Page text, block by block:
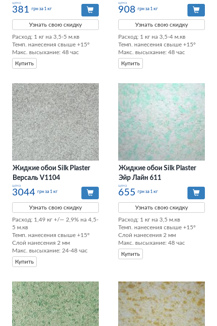
цена
381 грн за 1 кг
Узнать свою скидку
Расход: 1 кг на 3,5-5 м.кв
Темп. нанесения свыше +15°
Макс. высыхание: 48 час
Купить
цена
908 грн за 1 кг
Узнать свою скидку
Расход: 1 кг на 3,5-4 м.кв
Темп. нанесения свыше +15°
Макс. высыхание: 48 час
Купить
Жидкие обои Silk Plaster
Версаль V1104
цена
3044 грн за 1 кг
Узнать свою скидку
Расход: 1,49 кг +/— 2,9% на 4,5-
5 м.кв
Темп. нанесения свыше +15°
Слой нанесения 2 мм
Макс. высыхание: 24-48 час
Купить
Жидкие обои Silk Plaster
Эйр Лайн 611
цена
655 грн за 1 кг
Узнать свою скидку
Расход: 1 кг на 3,5 м.кв
Темп. нанесения свыше +15°
Слой нанесения 2 мм
Макс. высыхание: 48 час
Купить